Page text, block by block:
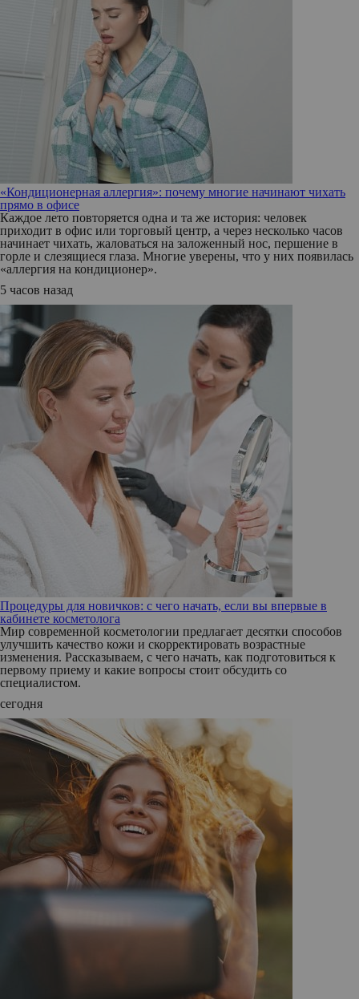
«Кондиционерная аллергия»: почему многие начинают чихать
прямо в офисе
Каждое лето повторяется одна и та же история: человек
приходит в офис или торговый центр, а через несколько часов
начинает чихать, жаловаться на заложенный нос, першение в
горле и слезящиеся глаза. Многие уверены, что у них появилась
«аллергия на кондиционер».
5 часов назад
Процедуры для новичков: с чего начать, если вы впервые в
кабинете косметолога
Мир современной косметологии предлагает десятки способов
улучшить качество кожи и скорректировать возрастные
изменения. Рассказываем, с чего начать, как подготовиться к
первому приему и какие вопросы стоит обсудить со
специалистом.
сегодня